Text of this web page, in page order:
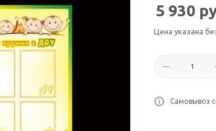
5 930
Цена указана
Самовывоз